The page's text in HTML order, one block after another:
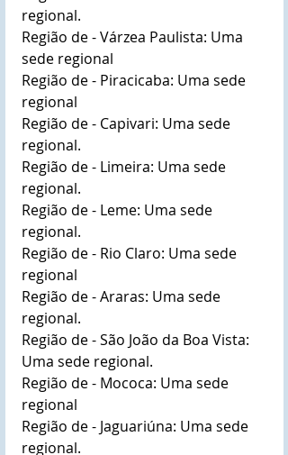
regional.
Região de - Várzea Paulista: Uma
sede regional
Região de - Piracicaba: Uma sede
regional
Região de - Capivari: Uma sede
regional.
Região de - Limeira: Uma sede
regional.
Região de - Leme: Uma sede
regional.
Região de - Rio Claro: Uma sede
regional
Região de - Araras: Uma sede
regional.
Região de - São João da Boa Vista:
Uma sede regional.
Região de - Mococa: Uma sede
regional
Região de - Jaguariúna: Uma sede
regional.